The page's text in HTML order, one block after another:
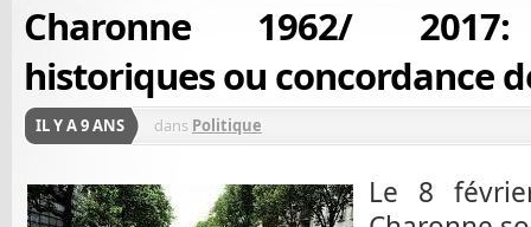
Charonne 1962/ 2017:
historiques ou concordance
IL Y A 9 ANS dans Politique
Le 8